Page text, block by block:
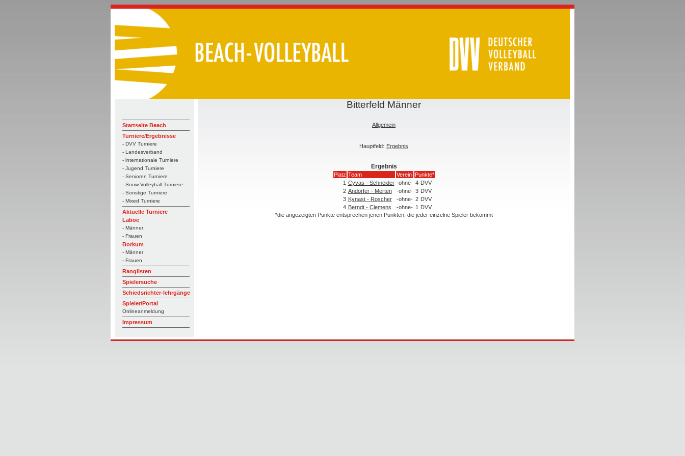
Startseite Beach
Turniere/Ergebnisse
- DVV Turniere
- Landesverband
- internationale Turniere
- Jugend Turniere
- Senioren Turniere
- Snow-Volleyball Turniere
- Sonstige Turniere
- Mixed Turniere
Aktuelle Turniere
Laboe
- Männer
- Frauen
Borkum
- Männer
- Frauen
Ranglisten
Spielersuche
Schiedsrichter-lehrgänge
Spieler/Portal
Onlineanmeldung
Impressum
Bitterfeld Männer
Allgemein
Hauptfeld: Ergebnis
Ergebnis
Platz Team Verein
Punkte*
1 Cyvas - Schneider -ohne- 4 DVV
2 Andörfer - Merten -ohne- 3 DVV
3 Kynast - Roscher -ohne- 2 DVV
4 Berndt - Clemens -ohne- 1 DVV
*die angezeigten Punkte entsprechen jenen Punkten, die jeder einzelne Spieler bekommt